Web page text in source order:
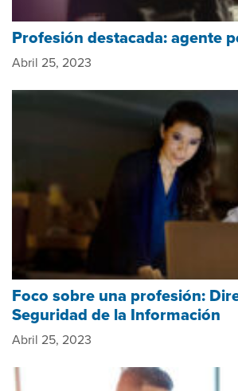
Profesión destacada: agente
Abril 25, 2023
Foco sobre una profesión:
Seguridad de la Información
Abril 25, 2023